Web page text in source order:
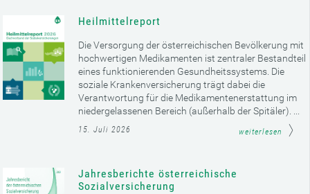
Heilmittelreport
Die Versorgung der österreichischen Bevölkerung mit
hochwertigen Medikamenten ist zentraler Bestandteil
eines funktionierenden Gesundheitssystems. Die
soziale Krankenversicherung trägt dabei die
Verantwortung für die Medikamentenerstattung im
niedergelassenen Bereich (außerhalb der Spitäler). ...
15. Juli 2026 weiterlesen
Jahresberichte österreichische
Sozialversicherung